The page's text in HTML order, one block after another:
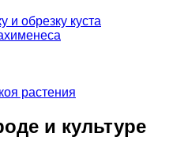
и обрезку куста
растения
и культуре